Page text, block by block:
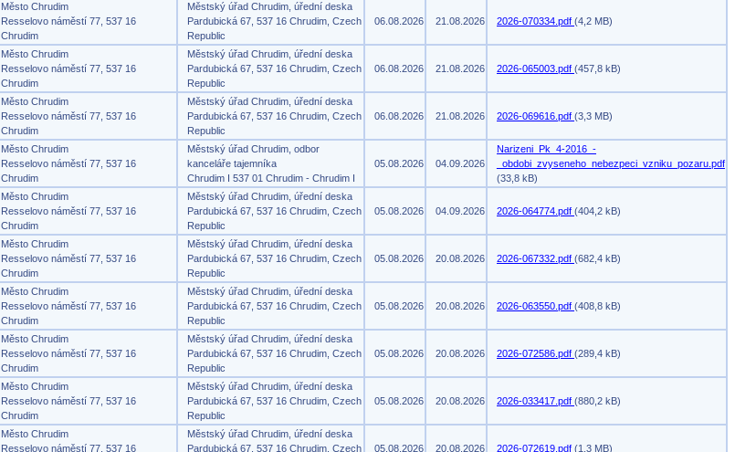
Město Chrudim
Resselovo náměstí 77, 537 16
Chrudim
Městský úřad Chrudim, úřední deska
Pardubická 67, 537 16 Chrudim, Czech
Republic
06.08.2026 21.08.2026 2026-070334.pdf (4,2 MB)
Město Chrudim
Resselovo náměstí 77, 537 16
Chrudim
Městský úřad Chrudim, úřední deska
Pardubická 67, 537 16 Chrudim, Czech
Republic
06.08.2026 21.08.2026 2026-065003.pdf (457,8 kB)
Město Chrudim
Resselovo náměstí 77, 537 16
Chrudim
Městský úřad Chrudim, úřední deska
Pardubická 67, 537 16 Chrudim, Czech
Republic
06.08.2026 21.08.2026 2026-069616.pdf (3,3 MB)
Město Chrudim
Resselovo náměstí 77, 537 16
Chrudim
Městský úřad Chrudim, odbor
kanceláře tajemníka
Chrudim I 537 01 Chrudim - Chrudim I
05.08.2026 04.09.2026
Narizeni_Pk_4-2016_-
_obdobi_zvyseneho_nebezpeci_vzniku_pozaru.pdf
(33,8 kB)
Město Chrudim
Resselovo náměstí 77, 537 16
Chrudim
Městský úřad Chrudim, úřední deska
Pardubická 67, 537 16 Chrudim, Czech
Republic
05.08.2026 04.09.2026 2026-064774.pdf (404,2 kB)
Město Chrudim
Resselovo náměstí 77, 537 16
Chrudim
Městský úřad Chrudim, úřední deska
Pardubická 67, 537 16 Chrudim, Czech
Republic
05.08.2026 20.08.2026 2026-067332.pdf (682,4 kB)
Město Chrudim
Resselovo náměstí 77, 537 16
Chrudim
Městský úřad Chrudim, úřední deska
Pardubická 67, 537 16 Chrudim, Czech
Republic
05.08.2026 20.08.2026 2026-063550.pdf (408,8 kB)
Město Chrudim
Resselovo náměstí 77, 537 16
Chrudim
Městský úřad Chrudim, úřední deska
Pardubická 67, 537 16 Chrudim, Czech
Republic
05.08.2026 20.08.2026 2026-072586.pdf (289,4 kB)
Město Chrudim
Resselovo náměstí 77, 537 16
Chrudim
Městský úřad Chrudim, úřední deska
Pardubická 67, 537 16 Chrudim, Czech
Republic
05.08.2026 20.08.2026 2026-033417.pdf (880,2 kB)
Město Chrudim
Resselovo náměstí 77, 537 16
Městský úřad Chrudim, úřední deska
Pardubická 67, 537 16 Chrudim, Czech
05.08.2026 20.08.2026 2026-072619.pdf (1,3 MB)